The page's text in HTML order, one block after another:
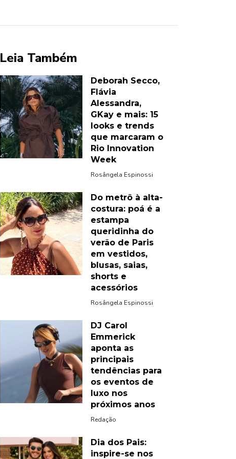
Leia Também
Deborah Secco,
Flávia
Alessandra,
GKay e mais: 15
looks e trends
que marcaram o
Rio Innovation
Week
Rosângela Espinossi
Do metrô à alta-
costura: poá é a
estampa
queridinha do
verão de Paris
em vestidos,
blusas, saias,
shorts e
acessórios
Rosângela Espinossi
DJ Carol
Emmerick
aponta as
principais
tendências para
os eventos de
luxo nos
próximos anos
Redação
Dia dos Pais:
inspire-se nos